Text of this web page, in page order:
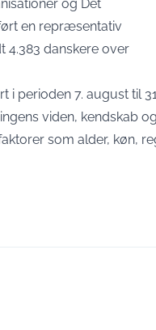
og Det
en repræsentativ
4.383 danskere over
i perioden 7. august til
viden, kendskab
som alder, køn,